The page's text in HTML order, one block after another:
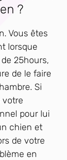
?
Vous êtes
lorsque
25hours,
de le faire
Si
votre
pour lui
chien et
de votre
en